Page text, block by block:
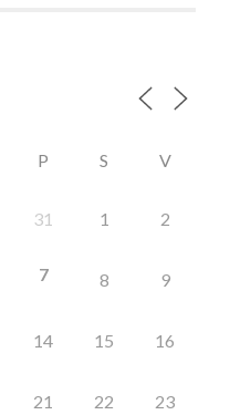
P S V
31 1 2
7 8 9
14 15 16
21 22 23